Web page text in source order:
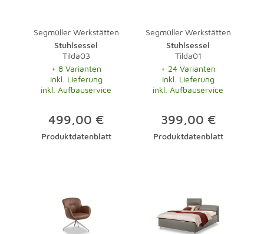
Segmüller Werkstätten
Stuhlsessel
Tilda03
+ 8 Varianten
inkl. Lieferung
inkl. Aufbauservice
499,00 €
Produktdatenblatt
Segmüller Werkstätten
Stuhlsessel
Tilda01
+ 24 Varianten
inkl. Lieferung
inkl. Aufbauservice
399,00 €
Produktdatenblatt